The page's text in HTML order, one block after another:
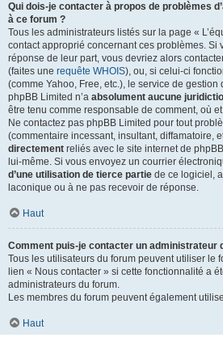
Qui dois-je contacter à propos de problèmes
à ce forum ?
Tous les administrateurs listés sur la page «
contact approprié concernant ces problèmes. Si
réponse de leur part, vous devriez alors
(faites une requête WHOIS), ou, si celui-ci
(comme Yahoo, Free, etc.), le service de
phpBB Limited n’a absolument aucune
être tenu comme responsable de comment, où
Ne contactez pas phpBB Limited pour tout
(commentaire incessant, insultant, diffamatoire,
directement reliés avec le site internet de
lui-même. Si vous envoyez un courrier
d’une utilisation de tierce partie de ce logiciel,
laconique ou à ne pas recevoir de réponse.
Haut
Comment puis-je contacter un administrateur
Tous les utilisateurs du forum peuvent utiliser le
lien « Nous contacter » si cette fonctionnalité a
administrateurs du forum.
Les membres du forum peuvent également
Haut